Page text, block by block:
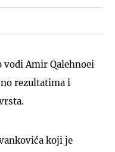
vodi Amir Qalehnoei
rezultatima i
koji je